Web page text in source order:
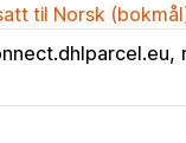
til Norsk